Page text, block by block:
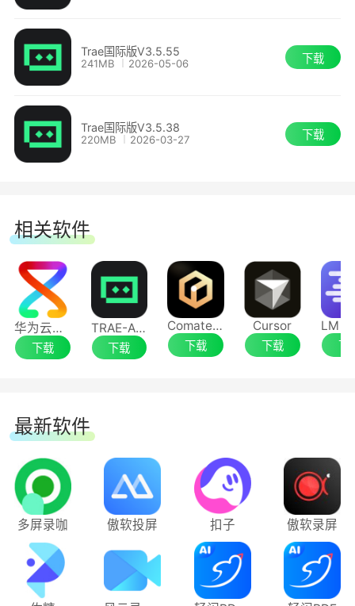
Trae国际版V3.5.55
241MB 2026-05-06 下载
Trae国际版V3.5.38
220MB 2026-03-27 下载
相关软件
华为云码道（CodeArts）代码智能体
下载
TRAE-AI编程
下载
Comate AI IDE
下载
Cursor
下载 下
最新软件
多屏录咖 傲软投屏 扣子 傲软录屏